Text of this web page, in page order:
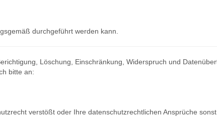
durchgeführt werden kann.
Löschung, Einschränkung, Widerspruch und
bitte an:
verstößt oder Ihre datenschutzrechtlichen Ansprüche